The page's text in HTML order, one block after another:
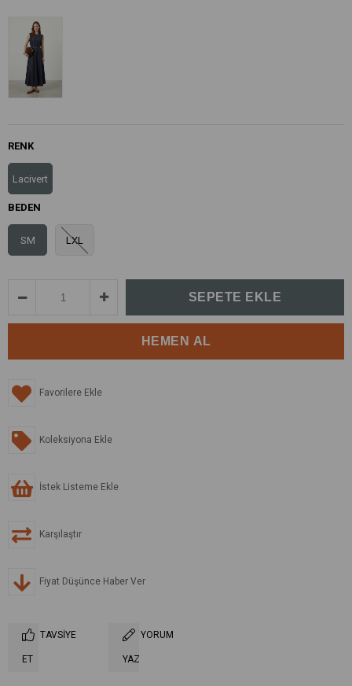
RENK
Lacivert
BEDEN
SM LXL
Favorilere Ekle
Koleksiyona Ekle
İstek Listeme Ekle
Karşılaştır
Fiyat Düşünce Haber Ver
TAVSIYE
ET
YORUM
YAZ